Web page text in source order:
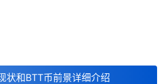
状和BTT币前景详细介绍